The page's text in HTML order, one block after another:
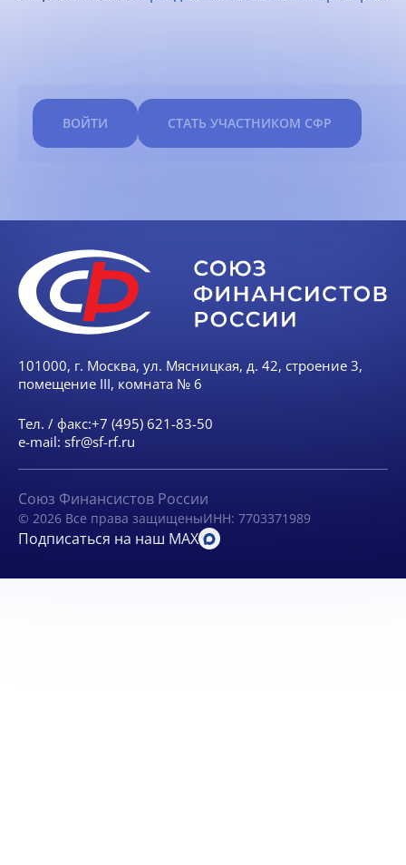
ВОЙТИ СТАТЬ УЧАСТНИКОМ СФР
101000, г. Москва, ул. Мясницкая, д. 42, строение 3,
помещение III, комната № 6
Тел. / факс:+7 (495) 621-83-50
e-mail: sfr@sf-rf.ru
Союз Финансистов России
© 2026 Все права защищеныИНН: 7703371989
Подписаться на наш MAX